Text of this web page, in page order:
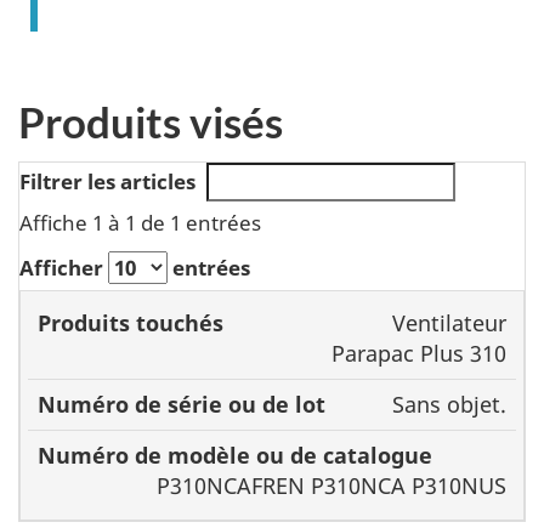
Produits visés
Filtrer les articles
Affiche 1 à 1 de 1 entrées
Afficher
entrées
Produits
touchés
Numéro
ou de
lot
Numéro de
modèle ou de
catalogue
Ventilateur
Parapac Plus 310
Sans objet.
P310NCAFREN P310NCA P310NUS